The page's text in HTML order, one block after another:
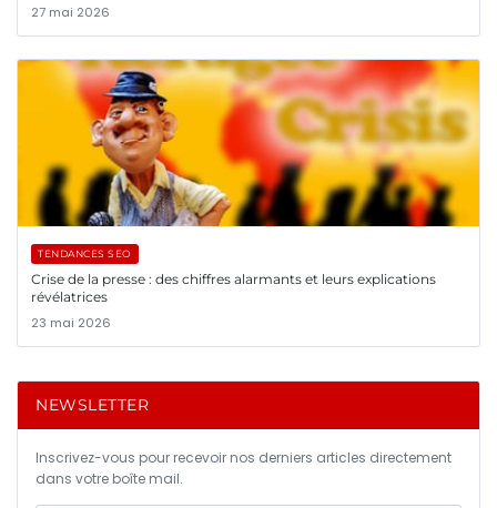
27 mai 2026
TENDANCES SEO
Crise de la presse : des chiffres alarmants et leurs explications
révélatrices
23 mai 2026
NEWSLETTER
Inscrivez-vous pour recevoir nos derniers articles directement
dans votre boîte mail.